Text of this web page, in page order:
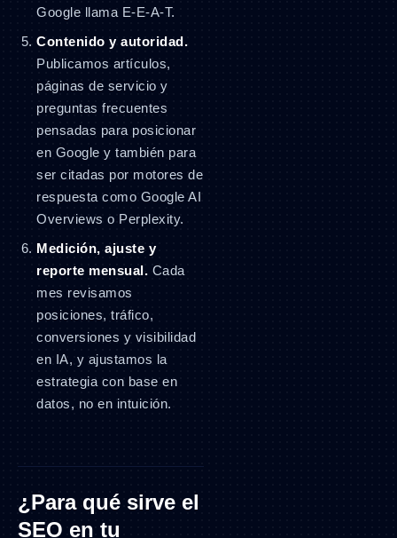
Google llama E-E-A-T.
Contenido y autoridad.
Publicamos artículos,
páginas de servicio y
preguntas frecuentes
pensadas para posicionar
en Google y también para
ser citadas por motores de
respuesta como Google AI
Overviews o Perplexity.
Medición, ajuste y
reporte mensual. Cada
mes revisamos
posiciones, tráfico,
conversiones y visibilidad
en IA, y ajustamos la
estrategia con base en
datos, no en intuición.
¿Para qué sirve el
SEO en tu